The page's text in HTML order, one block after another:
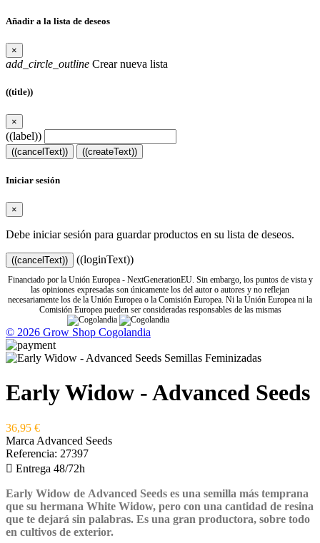
Añadir a la lista de deseos
×
add_circle_outline Crear nueva lista
((title))
×
((label))
((cancelText)) ((createText))
Iniciar sesión
×
Debe iniciar sesión para guardar productos en su lista de deseos.
((cancelText)) ((loginText))
Financiado por la Unión Europea - NextGenerationEU. Sin embargo, los puntos de vista y
las opiniones expresadas son únicamente los del autor o autores y no reflejan
necesariamente los de la Unión Europea o la Comisión Europea. Ni la Unión Europea ni la
Comisión Europea pueden ser consideradas responsables de las mismas
© 2026 Grow Shop Cogolandia
Early Widow - Advanced Seeds
36,95 €
Marca Advanced Seeds
Referencia: 27397
 Entrega 48/72h
Early Widow de Advanced Seeds es una semilla más temprana
que su hermana White Widow, pero con una cantidad de resina
que te dejará sin palabras. Es una gran productora, sobre todo
en cultivos de exterior.